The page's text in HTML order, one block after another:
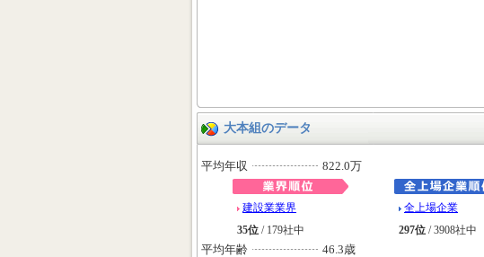
大本組のデータ
平均年収 822.0万
建設業業界
35位 / 179社中
全上場企業
297位 / 3908社中
平均年齢
46.3歳